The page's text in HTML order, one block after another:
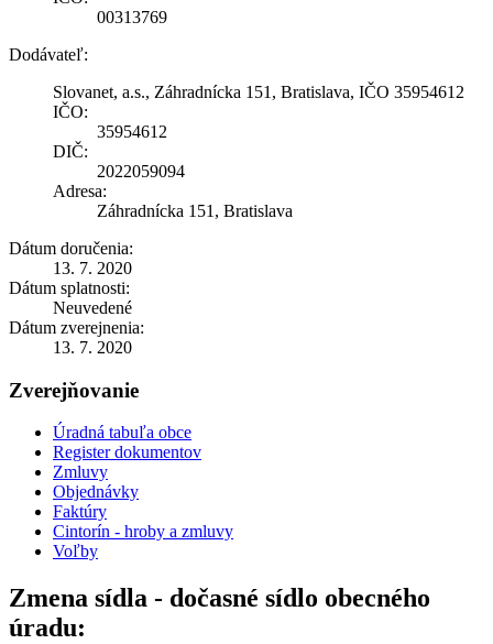
00313769
Dodávateľ:
Slovanet, a.s., Záhradnícka 151, Bratislava, IČO 35954612
IČO:
35954612
DIČ:
2022059094
Adresa:
Záhradnícka 151, Bratislava
Dátum doručenia:
13. 7. 2020
Dátum splatnosti:
Neuvedené
Dátum zverejnenia:
13. 7. 2020
Zverejňovanie
Úradná tabuľa obce
Register dokumentov
Zmluvy
Objednávky
Faktúry
Cintorín - hroby a zmluvy
Voľby
Zmena sídla - dočasné sídlo obecného
úradu: